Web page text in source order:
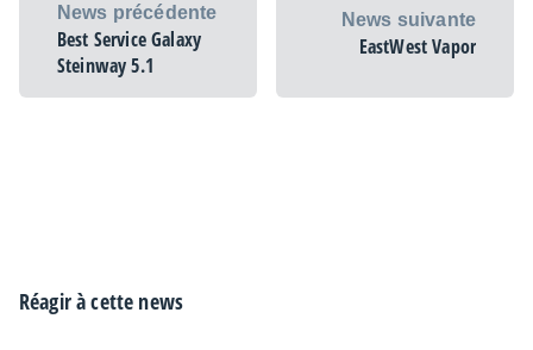
News précédente
Best Service Galaxy
Steinway 5.1
News suivante
EastWest Vapor
Réagir à cette news